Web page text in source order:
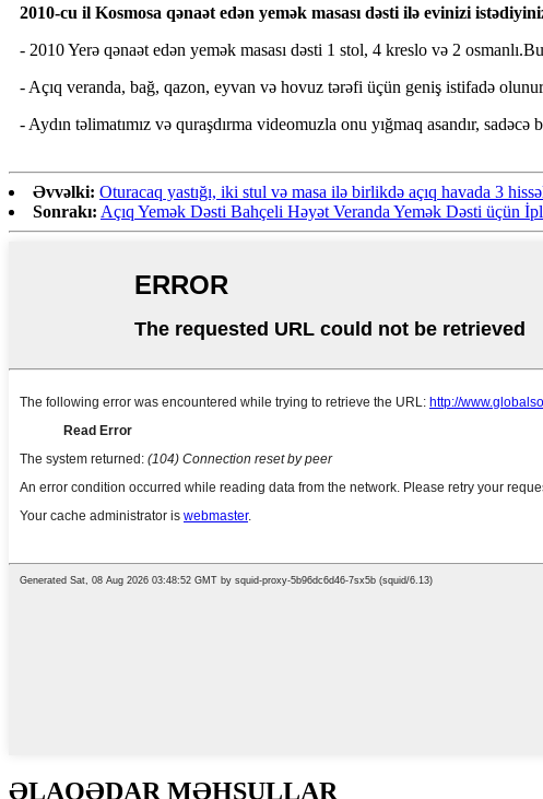
2010-cu il Kosmosa qənaət edən yemək masası dəsti ilə evinizi
- 2010 Yerə qənaət edən yemək masası dəsti 1 stol, 4 kreslo və 2
- Açıq veranda, bağ, qazon, eyvan və hovuz tərəfi üçün geniş istifadə
- Aydın təlimatımız və quraşdırma videomuzla onu yığmaq asandır, sadəcə
Əvvəlki: Oturacaq yastığı, iki stul və masa ilə birlikdə açıq havada 3
Sonrakı: Açıq Yemək Dəsti Bahçeli Həyət Veranda Yemək Dəsti üçün
ƏLAQƏDAR MƏHSULLAR